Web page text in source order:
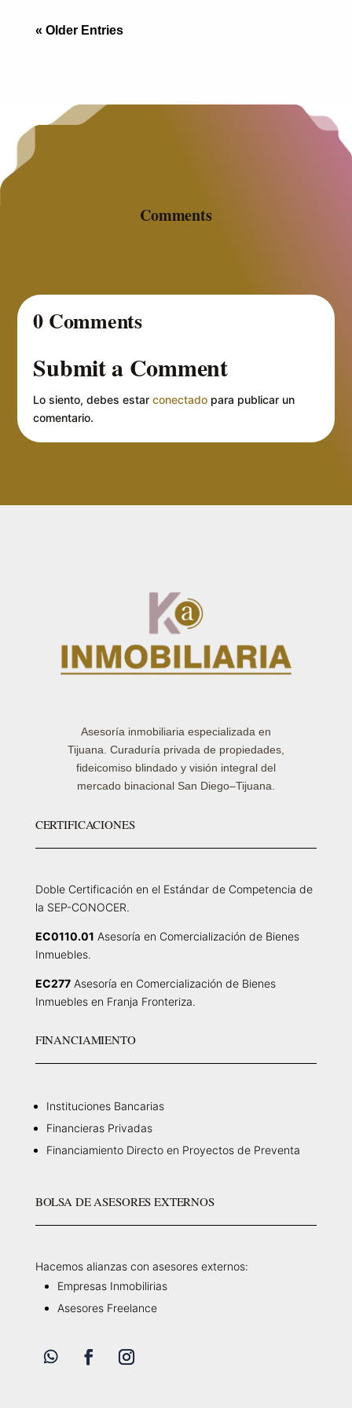
« Older Entries
Comments
0 Comments
Submit a Comment
Lo siento, debes estarconectado para publicar un
comentario.
Asesoría inmobiliaria especializada en
Tijuana. Curaduría privada de propiedades,
fideicomiso blindado y visión integral del
mercado binacional San Diego–Tijuana.
CERTIFICACIONES
Doble Certificación en el Estándar de Competencia de
la SEP-CONOCER.
EC0110.01 Asesoría en Comercialización de Bienes
Inmuebles.
EC277Asesoría en Comercialización de Bienes
Inmuebles en Franja Fronteriza.
FINANCIAMIENTO
Instituciones Bancarias
Financieras Privadas
Financiamiento Directo en Proyectos de Preventa
BOLSA DE ASESORES EXTERNOS
Hacemos alianzas con asesores externos:
Empresas Inmobilirias
Asesores Freelance